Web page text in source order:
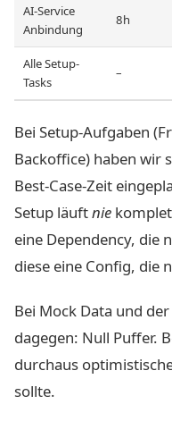
AI-Service
Anbindung
8h
Alle Setup-
Tasks
–
Bei Setup-Aufgaben
Backoffice) haben wir
Best-Case-Zeit
Setup läuftnie
eine Dependency, die
diese eine Config, die
Bei Mock Data und
dagegen: Null Puffer.
durchaus
sollte.